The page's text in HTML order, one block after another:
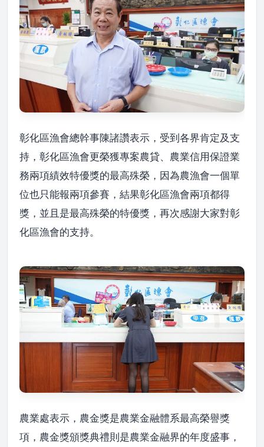
彰化區漁會總幹事陳諸讚表示，受到各界肯定及支
持，彰化區漁會更榮獲專案農貸、農業信用保證業
務兩項績效特優獎的最高殊榮，因為農漁會一個單
位也只能報兩項參賽，結果彰化區漁會兩項都得
獎，並且是最高殊榮的特優獎，再次感謝大家對彰
化區漁會的支持。
農業處表示，農金獎是農業金融體系最高榮譽獎
項，農金獎頒獎典禮則是農業金融界的年度盛事，